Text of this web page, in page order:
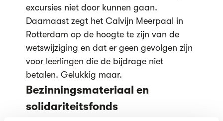
excursies niet door kunnen gaan.
Daarnaast zegt het Calvijn Meerpaal in
Rotterdam op de hoogte te zijn van de
wetswijziging en dat er geen gevolgen zijn
voor leerlingen die de bijdrage niet
betalen. Gelukkig maar.
Bezinningsmateriaal en
solidariteitsfonds